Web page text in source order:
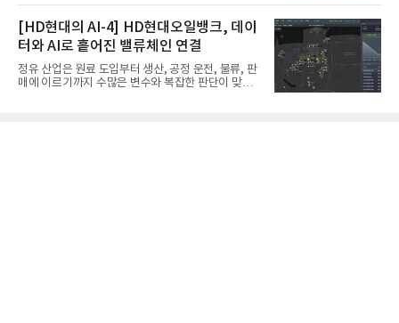
벌 표준이다. 특히 미세
마트 건설 현장 구현을 앞당기고 있다.HD현대사이트
솔루션은 최근 스위스 건설 현장에서 무인 자율 굴착
기를 투입했다. 실제 공사를 진행한 것은 처음으로, 건
설장비 자율화 기술의 새로운 이정표를 제시했다.이
번에 투입된 무인 자율 굴착기는 유럽 대형 건설그룹
키바그(KIBAG)의 스위스 투겐 지역 건설 프로젝트에
서 깊이 3m, 폭 12m, 길이 1km 규모의 토목 공사를
[HD현대의 AI-4] HD현대오일뱅크, 데이
터와 AI로 흩어진 밸류체인 연결
정유 산업은 원료 도입부터 생산, 공정 운전, 물류, 판
매에 이르기까지 수많은 변수와 복잡한 판단이 맞물